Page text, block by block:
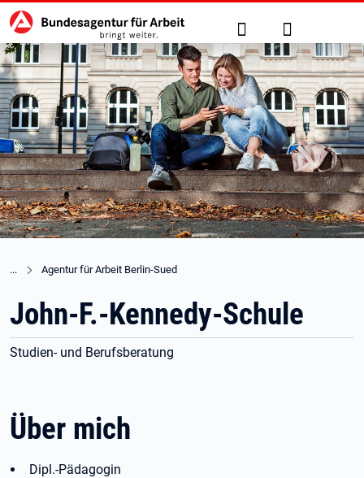
zu den Hauptinhalten springen
Hauptnavigation Suche Anmelden
Agentur für Arbeit Berlin-Sued
John-F.-Kennedy-Schule
Studien- und Berufsberatung
Über mich
Dipl.-Pädagogin